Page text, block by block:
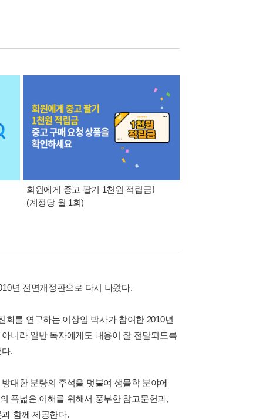
회원에게 중고 팔기 1천원 적립금!
(계정당 월 1회)
년 전면개정판으로 다시 나왔다.
를 연구하는 이상임 박사가 참여한 2010년
니라 일반 독자에게도 내용이 잘 전달되도록
.
대한 분량의 주석을 덧붙여 생물학 분야에
폭넓은 이해를 위해서 풍부한 참고문헌과,
함께 제공한다.